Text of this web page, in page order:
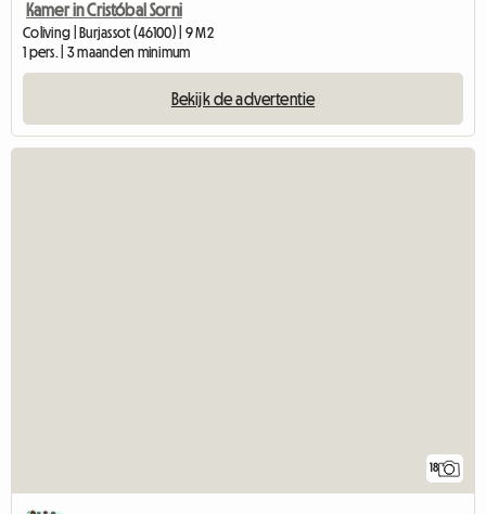
Kamer in Cristóbal Sorni
Coliving | Burjassot (46100) | 9 M2
1 pers. | 3 maanden minimum
Bekijk de advertentie
18